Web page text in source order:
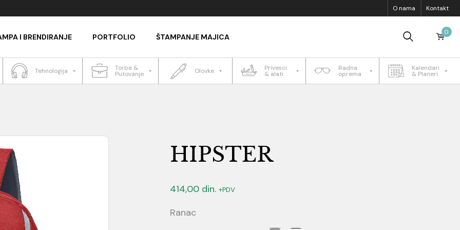
O nama Kontakt
I BRENDIRANJE PORTFOLIO ŠTAMPANJE MAJICA
0
Tehnologija Torbe &
Putovanje Olovke Privesci
& alati
Radna
oprema
Kalendari
& Planeri
HIPSTER
414,00 din. +PDV
Ranac